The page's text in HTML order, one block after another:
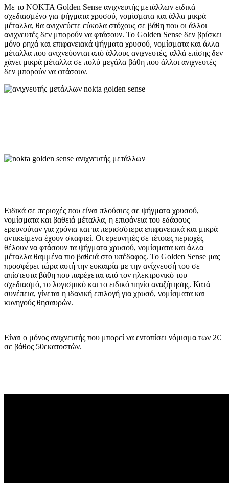
Με το NOKTA Golden Sense ανιχνευτής μετάλλων ειδικά
σχεδιασμένο για ψήγματα χρυσού, νομίσματα και άλλα μικρά
μέταλλα, θα ανιχνεύετε εύκολα στόχους σε βάθη που οι άλλοι
ανιχνευτές δεν μπορούν να φτάσουν. Το Golden Sense δεν βρίσκει
μόνο ρηχά και επιφανειακά ψήγματα χρυσού, νομίσματα και άλλα
μέταλλα που ανιχνεύονται από άλλους ανιχνευτές, αλλά επίσης δεν
χάνει μικρά μέταλλα σε πολύ μεγάλα βάθη που άλλοι ανιχνευτές
δεν μπορούν να φτάσουν.
Ειδικά σε περιοχές που είναι πλούσιες σε ψήγματα χρυσού,
νομίσματα και βαθειά μέταλλα, η επιφάνεια του εδάφους
ερευνούταν για χρόνια και τα περισσότερα επιφανειακά και μικρά
αντικείμενα έχουν σκαφτεί. Οι ερευνητές σε τέτοιες περιοχές
θέλουν να φτάσουν τα ψήγματα χρυσού, νομίσματα και άλλα
μέταλλα θαμμένα πιο βαθειά στο υπέδαφος. Το Golden Sense μας
προσφέρει τώρα αυτή την ευκαιρία με την ανίχνευσή του σε
απίστευτα βάθη που παρέχεται από τον ηλεκτρονικό του
σχεδιασμό, το λογισμικό και το ειδικό πηνίο αναζήτησης. Κατά
συνέπεια, γίνεται η ιδανική επιλογή για χρυσό, νομίσματα και
κυνηγούς θησαυρών.
Είναι ο μόνος ανιχνευτής που μπορεί να εντοπίσει νόμισμα των 2€
σε βάθος 50εκατοστών.